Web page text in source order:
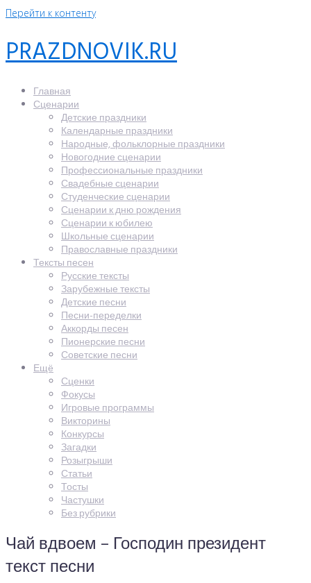
Перейти к контенту
PRAZDNOVIK.RU
Главная
Сценарии
Детские праздники
Календарные праздники
Народные, фольклорные праздники
Новогодние сценарии
Профессиональные праздники
Свадебные сценарии
Студенческие сценарии
Сценарии к дню рождения
Сценарии к юбилею
Школьные сценарии
Православные праздники
Тексты песен
Русские тексты
Зарубежные тексты
Детские песни
Песни-переделки
Аккорды песен
Пионерские песни
Советские песни
Ещё
Сценки
Фокусы
Игровые программы
Викторины
Конкурсы
Загадки
Розыгрыши
Статьи
Тосты
Частушки
Без рубрики
Чай вдвоем – Господин президент
текст песни